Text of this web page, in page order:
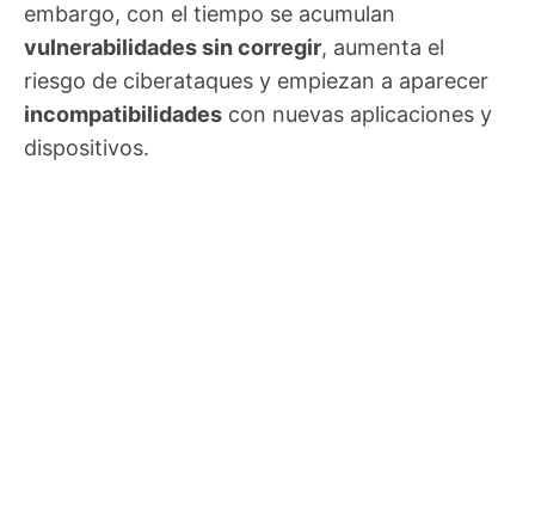
embargo, con el tiempo se acumulan
vulnerabilidades sin corregir, aumenta el
riesgo de ciberataques y empiezan a aparecer
incompatibilidades con nuevas aplicaciones y
dispositivos.